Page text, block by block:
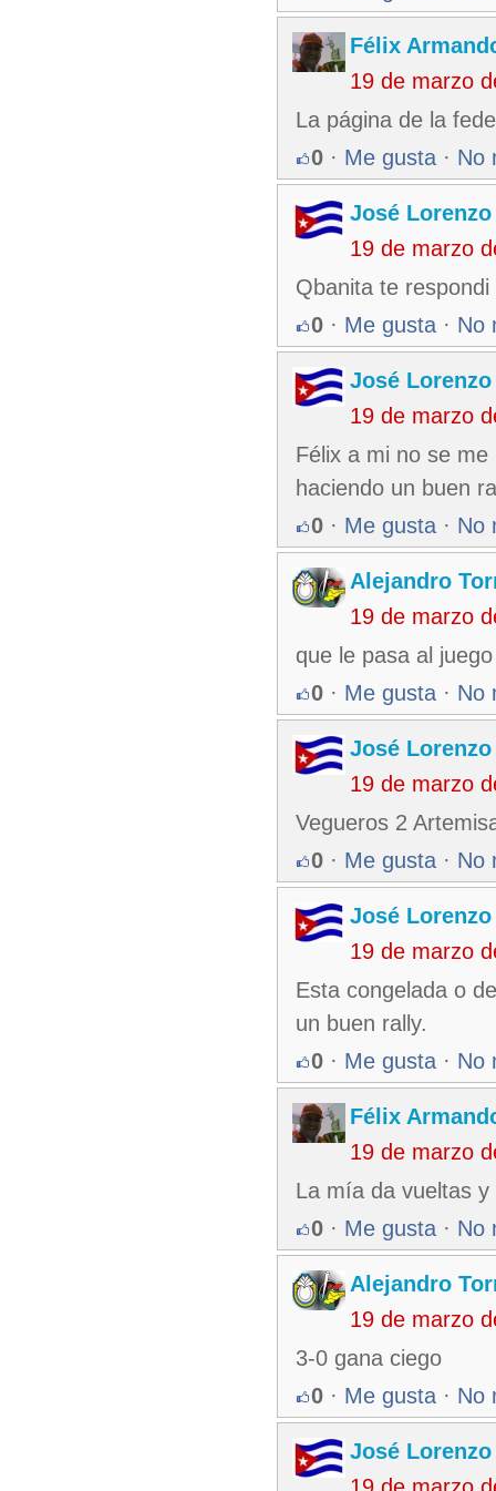
Félix
19 de marzo
La página de la
0 · Me gusta · No
José
19 de marzo
Qbanita te
0 · Me gusta · No
José
19 de marzo
Félix a mi no se
haciendo un buen
0 · Me gusta · No
Alejandro
19 de marzo
que le pasa al
0 · Me gusta · No
José
19 de marzo
Vegueros 2
0 · Me gusta · No
José
19 de marzo
Esta congelada o
un buen rally.
0 · Me gusta · No
Félix
19 de marzo
La mía da vueltas
0 · Me gusta · No
Alejandro
19 de marzo
3-0 gana ciego
0 · Me gusta · No
José